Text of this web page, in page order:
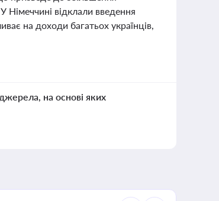
відклали введення
на доходи багатьох українців,
на основі яких